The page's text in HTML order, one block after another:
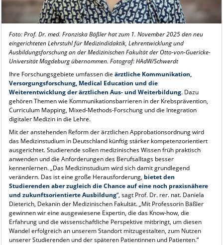
Foto: Prof. Dr. med. Franziska Bäßler hat zum 1. November 2025 den neu
eingerichteten Lehrstuhl für Medizindidaktik, Lehrentwicklung und
Ausbildungsforschung an der Medizinischen Fakultät der Otto-von-Guericke-
Universität Magdeburg übernommen. Fotograf: HAdW/Schwerdt
Ihre Forschungsgebiete umfassen die ärztliche Kommunikation,
Versorgungsforschung, Medical Education und die
Weiterentwicklung der ärztlichen Aus- und Weiterbildung. Dazu
gehören Themen wie Kommunikationsbarrieren in der Krebsprävention,
Curriculum Mapping, Mixed-Methods-Forschung und die Integration
digitaler Medizin in die Lehre.
Mit der anstehenden Reform der ärztlichen Approbationsordnung wird
das Medizinstudium in Deutschland künftig stärker kompetenzorientiert
ausgerichtet. Studierende sollen medizinisches Wissen früh praktisch
anwenden und die Anforderungen des Berufsalltags besser
kennenlernen. „Das Medizinstudium wird sich damit grundlegend
verändern. Das ist eine große Herausforderung, bietet den
Studierenden aber zugleich die Chance auf eine noch praxisnähere
und zukunftsorientierte Ausbildung“, sagt Prof. Dr. rer. nat. Daniela
Dieterich, Dekanin der Medizinischen Fakultät. „Mit Professorin Bäßler
gewinnen wir eine ausgewiesene Expertin, die das Know-how, die
Erfahrung und die wissenschaftliche Perspektive mitbringt, um diesen
Wandel erfolgreich an unserem Standort mitzugestalten, zum Nutzen
unserer Studierenden und der späteren Patientinnen und Patienten.“